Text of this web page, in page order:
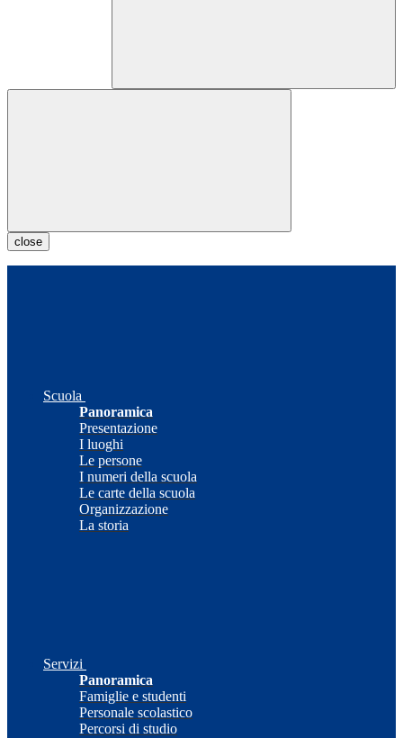
close
Scuola
Panoramica
Presentazione
I luoghi
Le persone
I numeri della scuola
Le carte della scuola
Organizzazione
La storia
Servizi
Panoramica
Famiglie e studenti
Personale scolastico
Percorsi di studio